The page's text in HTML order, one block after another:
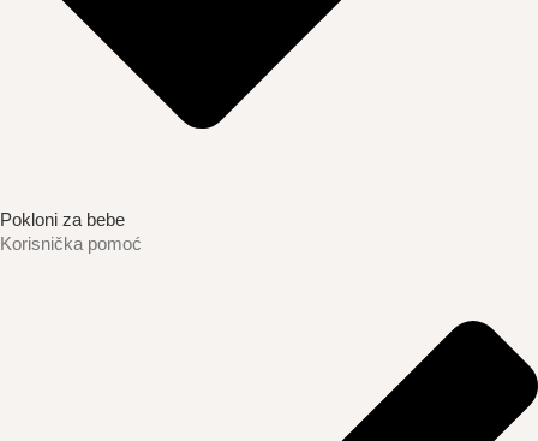
Pokloni za bebe
Korisnička pomoć